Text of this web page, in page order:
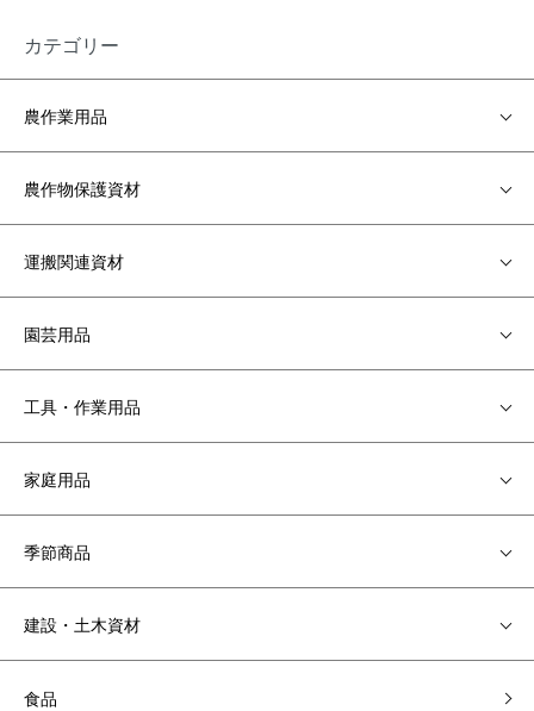
カテゴリー
農作業用品
農作物保護資材
運搬関連資材
園芸用品
工具・作業用品
家庭用品
季節商品
建設・土木資材
食品